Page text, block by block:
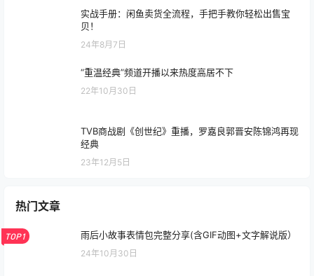
实战手册：闲鱼卖货全流程，手把手教你轻松出售宝
贝！
24年8月7日
“重温经典”频道开播以来热度高居不下
22年10月30日
TVB商战剧《创世纪》重播，罗嘉良郭晋安陈锦鸿再现
经典
23年12月5日
热门文章
TOP1 雨后小故事表情包完整分享(含GIF动图+文字解说版）
24年10月30日